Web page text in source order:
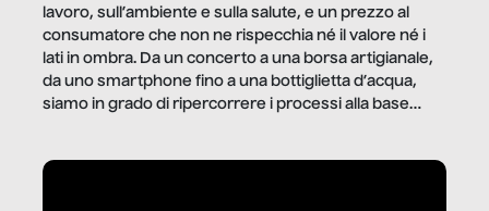
lavoro, sull’ambiente e sulla salute, e un prezzo al
consumatore che non ne rispecchia né il valore né i
lati in ombra. Da un concerto a una borsa artigianale,
da uno smartphone fino a una bottiglietta d’acqua,
siamo in grado di ripercorrere i processi alla base
dietro gli oggetti e i servizi che fanno la nostra vita